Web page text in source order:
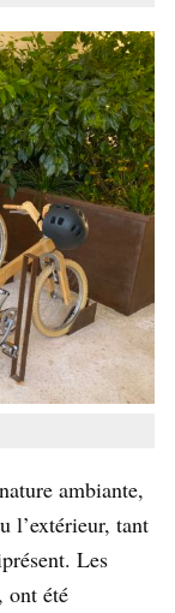
ambiante,
l’extérieur, tant
Les
ont été